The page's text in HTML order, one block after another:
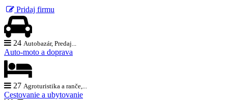
Pridaj firmu
24 Autobazár, Predaj...
Auto-moto a doprava
27 Agroturistika a ranče,...
Cestovanie a ubytovanie